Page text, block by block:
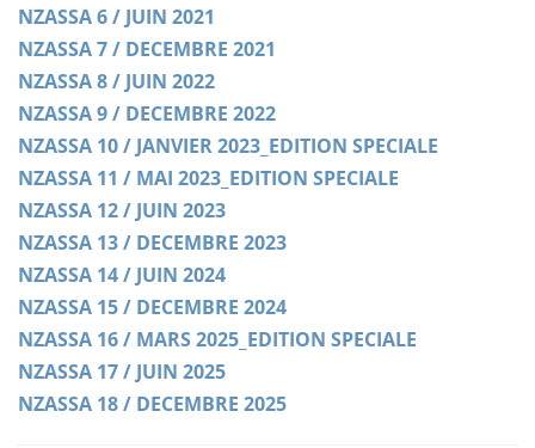
NZASSA 6 / JUIN 2021
NZASSA 7 / DECEMBRE 2021
NZASSA 8 / JUIN 2022
NZASSA 9 / DECEMBRE 2022
NZASSA 10 / JANVIER 2023_EDITION SPECIALE
NZASSA 11 / MAI 2023_EDITION SPECIALE
NZASSA 12 / JUIN 2023
NZASSA 13 / DECEMBRE 2023
NZASSA 14 / JUIN 2024
NZASSA 15 / DECEMBRE 2024
NZASSA 16 / MARS 2025_EDITION SPECIALE
NZASSA 17 / JUIN 2025
NZASSA 18 / DECEMBRE 2025